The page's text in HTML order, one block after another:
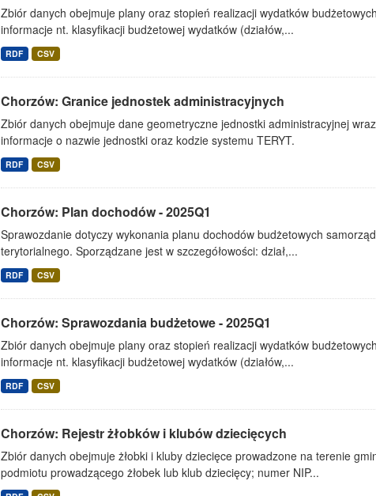
Zbiór danych obejmuje plany oraz stopień realizacji wydatków
informacje nt. klasyfikacji budżetowej wydatków (działów,...
RDF CSV
Chorzów: Granice jednostek administracyjnych
Zbiór danych obejmuje dane geometryczne jednostki administracyjnej
informacje o nazwie jednostki oraz kodzie systemu TERYT.
RDF CSV
Chorzów: Plan dochodów - 2025Q1
Sprawozdanie dotyczy wykonania planu dochodów budżetowych
terytorialnego. Sporządzane jest w szczegółowości: dział,...
RDF CSV
Chorzów: Sprawozdania budżetowe - 2025Q1
Zbiór danych obejmuje plany oraz stopień realizacji wydatków
informacje nt. klasyfikacji budżetowej wydatków (działów,...
RDF CSV
Chorzów: Rejestr żłobków i klubów dziecięcych
Zbiór danych obejmuje żłobki i kluby dziecięce prowadzone na terenie
podmiotu prowadzącego żłobek lub klub dziecięcy; numer NIP...